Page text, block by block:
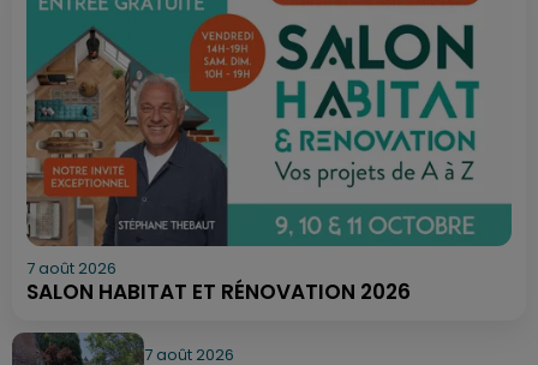
7 août 2026
SALON HABITAT ET RÉNOVATION 2026
7 août 2026